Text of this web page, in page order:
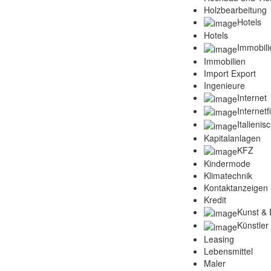
Holzbearbeitung
Hotels
Hotels
Immobilien
Import Export
Ingenieure
Internet
Kapitalanlagen
KFZ
Kindermode
Klimatechnik
Kontaktanzeigen
Kredit
Kunst &
Künstler
Leasing
Lebensmittel
Maler